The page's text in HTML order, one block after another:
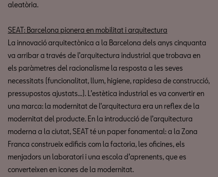
aleatòria.
SEAT: Barcelona pionera en mobilitat i arquitectura
La innovació arquitectònica a la Barcelona dels anys cinquanta
va arribar a través de l’arquitectura industrial que trobava en
els paràmetres del racionalisme la resposta a les seves
necessitats (funcionalitat, llum, higiene, rapidesa de construcció,
pressupostos ajustats...). L’estètica industrial es va convertir en
una marca: la modernitat de l’arquitectura era un reflex de la
modernitat del producte. En la introducció de l’arquitectura
moderna a la ciutat, SEAT té un paper fonamental: a la Zona
Franca construeix edificis com la factoria, les oficines, els
menjadors un laboratori i una escola d’aprenents, que es
converteixen en icones de la modernitat.